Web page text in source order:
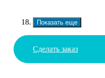
Показать еще
Сделать заказ